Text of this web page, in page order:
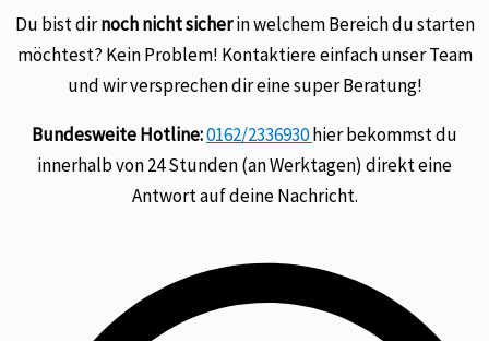
Du bist dirnoch nicht sicherin welchem Bereich du starten
möchtest? Kein Problem! Kontaktiere einfach unser Team
und wir versprechen dir eine super Beratung!
Bundesweite Hotline:0162/2336930hier bekommst du
innerhalb von 24 Stunden (an Werktagen) direkt eine
Antwort auf deine Nachricht.